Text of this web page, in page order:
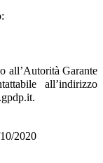
all’Autorità Garante
all’indirizzo
2020